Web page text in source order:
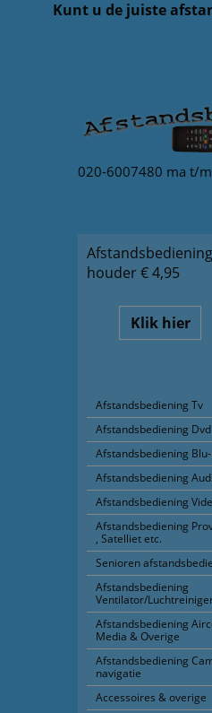
Kunt u de juiste
020-6007480 ma t/
Afstandsbediening
houder € 4,95
Klik hier
Afstandsbediening Tv
Afstandsbediening Dvd
Afstandsbediening
Afstandsbediening
Afstandsbediening
Afstandsbediening
, Satelliet etc.
Senioren
Afstandsbediening
Ventilator/
Afstandsbediening
Media & Overige
Afstandsbediening
navigatie
Accessoires & overige